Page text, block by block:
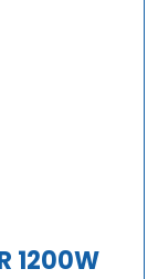
1200W